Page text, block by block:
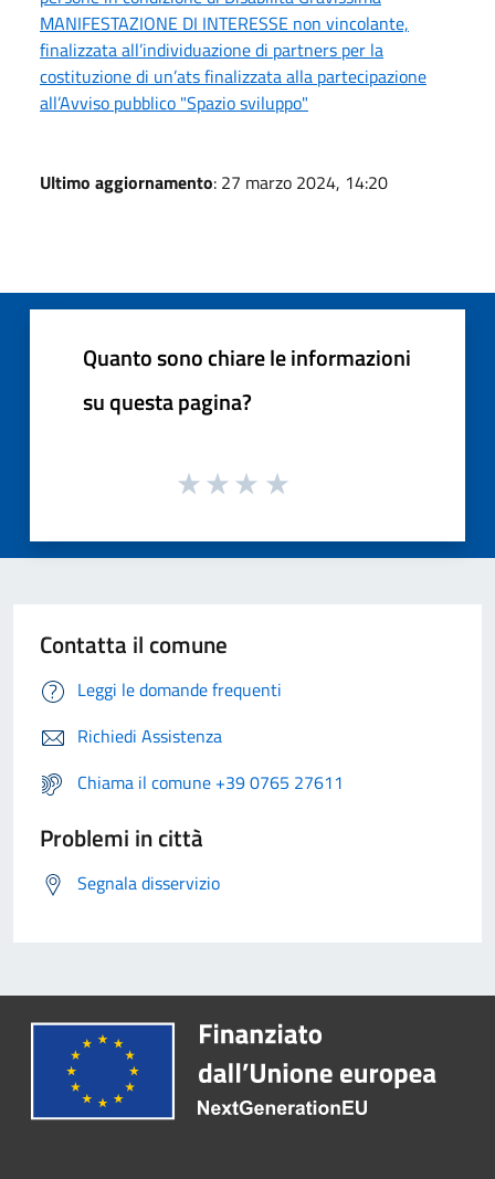
MANIFESTAZIONE DI INTERESSE non vincolante,
finalizzata all’individuazione di partners per la
costituzione di un’ats finalizzata alla partecipazione
all’Avviso pubblico "Spazio sviluppo"
Ultimo aggiornamento: 27 marzo 2024, 14:20
Quanto sono chiare le informazioni
su questa pagina?
Contatta il comune
Leggi le domande frequenti
Richiedi Assistenza
Chiama il comune +39 0765 27611
Problemi in città
Segnala disservizio